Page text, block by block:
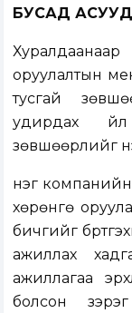
БУСАД
оруулалтын
тусгай
удирдах
зөвшөөрлийг
нэг компанийн
хөрөнгө
бичгийг
ажиллах
ажиллагаа
болсон